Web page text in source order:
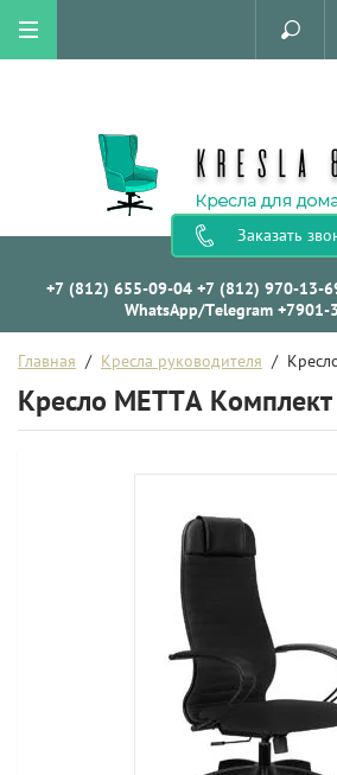
Заказать
+7 (812) 655-09-04 +7 (812) 970-13-
WhatsApp/Telegram
Главная
  /
Кресла руководителя
/
Кресло МЕТТА